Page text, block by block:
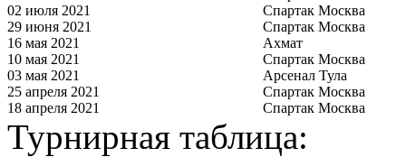
02 июля 2021
Спартак Москва
29 июня 2021
Спартак Москва
16 мая 2021
Ахмат
10 мая 2021
Спартак Москва
03 мая 2021
Арсенал Тула
25 апреля 2021
Спартак Москва
18 апреля 2021
Спартак Москва
Турнирная таблица: